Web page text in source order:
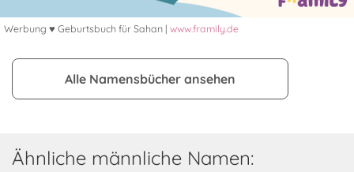
Werbung ♥ Geburtsbuch für Sahan | www.framily.de
Alle Namensbücher ansehen
Ähnliche männliche Namen: